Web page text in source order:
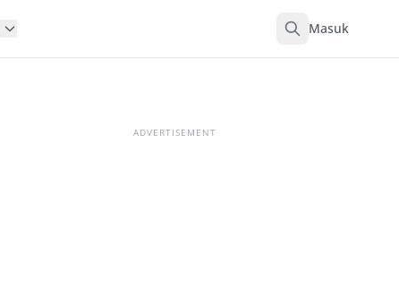
Masuk
ADVERTISEMENT